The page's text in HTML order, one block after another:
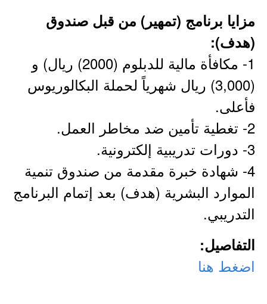
مزايا برنامج (تمهير) من قبل صندوق
(هدف):
1- مكافأة مالية للدبلوم (2000) ريال) و
(3,000) ريال شهرياً لحملة البكالوريوس
فأعلى.
2- تغطية تأمين ضد مخاطر العمل.
3- دورات تدريبية إلكترونية.
4- شهادة خبرة مقدمة من صندوق تنمية
الموارد البشرية (هدف) بعد إتمام البرنامج
التدريبي.
التفاصيل:
اضغط هنا